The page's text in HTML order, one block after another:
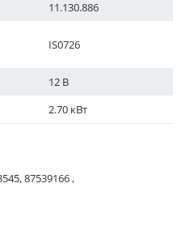
11.130.886
IS0726
12 В
2.70 кВт
87539166 ,